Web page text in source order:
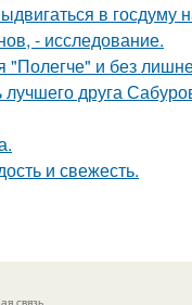
в госдуму
- исследование.
"Полегче" и без
друга
и свежесть.
связь